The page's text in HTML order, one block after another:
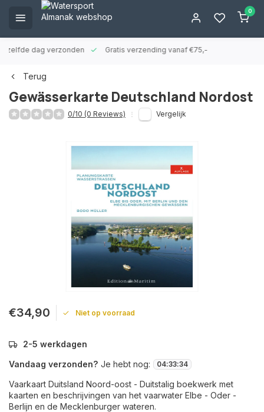
0
zelfde dag verzonden Gratis verzending vanaf €75,-
Terug
Gewässerkarte Deutschland Nordost
0/10 (0 Reviews) Vergelijk
€34,90 Niet op voorraad
2-5 werkdagen
Vandaag verzonden? Je hebt nog: 04:33:34
Vaarkaart Duitsland Noord-oost - Duitstalig boekwerk met
kaarten en beschrijvingen van het vaarwater Elbe - Oder -
Berlijn en de Mecklenburger wateren.